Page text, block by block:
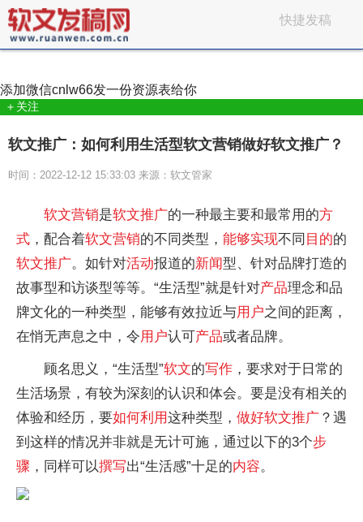
快捷发稿
添加微信cnlw66发一份资源表给你
＋关注
软文推广：如何利用生活型软文营销做好软文推广？
时间：2022-12-12 15:33:03 来源：软文管家
软文营销是软文推广的一种最主要和最常用的方
式 ，配合着软文营销的不同类型， 能够实现不同 目的的
软文推广。如针对活动报道的新闻型、针对品牌打造的
故事型和访谈型等等。“生活型”就是针对产品理念和品
牌文化的一种类型，能够有效拉近与用户之间的距离，
在悄无声息之中，令用户认可产品或者品牌。
顾名思义，“生活型”软文的写作 ，要求对于日常的
生活场景，有较为深刻的认识和体会。要是没有相关的
体验和经历，要如何利用这种类型， 做好软文推广 ？遇
到这样的情况并非就是无计可施，通过以下的3个步
骤 ，同样可以撰写出“生活感”十足的内容。